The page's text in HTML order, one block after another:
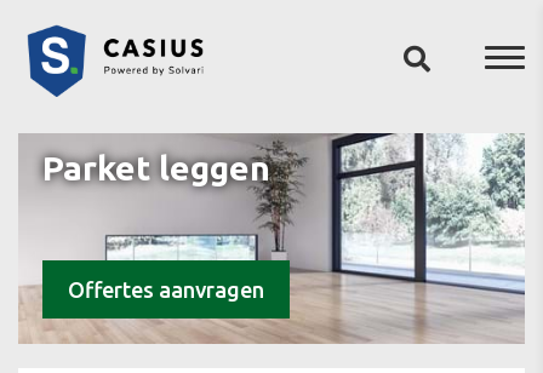
Parket leggen
Offertes aanvragen